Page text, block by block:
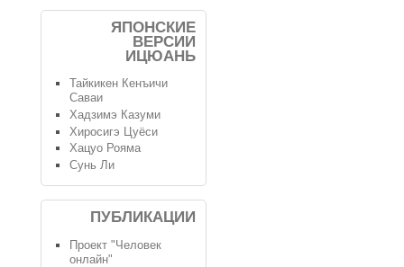
ЯПОНСКИЕ
ВЕРСИИ
ИЦЮАНЬ
Тайкикен Кенъичи
Саваи
Хадзимэ Казуми
Хиросигэ Цуёси
Хацуо Рояма
Сунь Ли
ПУБЛИКАЦИИ
Проект "Человек
онлайн"